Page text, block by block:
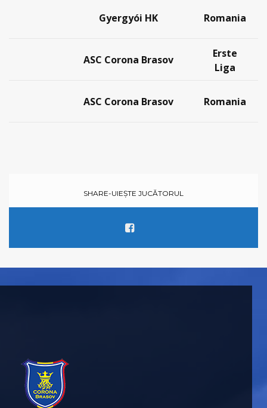
Gyergyói HK Romania
ASC Corona Brasov
Erste
Liga
ASC Corona Brasov Romania
SHARE-UIEȘTE JUCĂTORUL